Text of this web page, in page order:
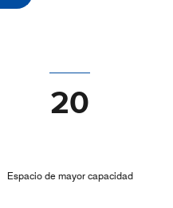
20
Espacio de mayor capacidad